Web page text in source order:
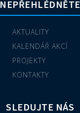
NEPŘEHLÉDNĚTE
AKTUALITY
KALENDÁŘ AKCÍ
PROJEKTY
KONTAKTY
SLEDUJTE NÁS